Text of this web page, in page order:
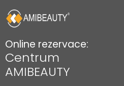
Online rezervace:
Centrum
AMIBEAUTY